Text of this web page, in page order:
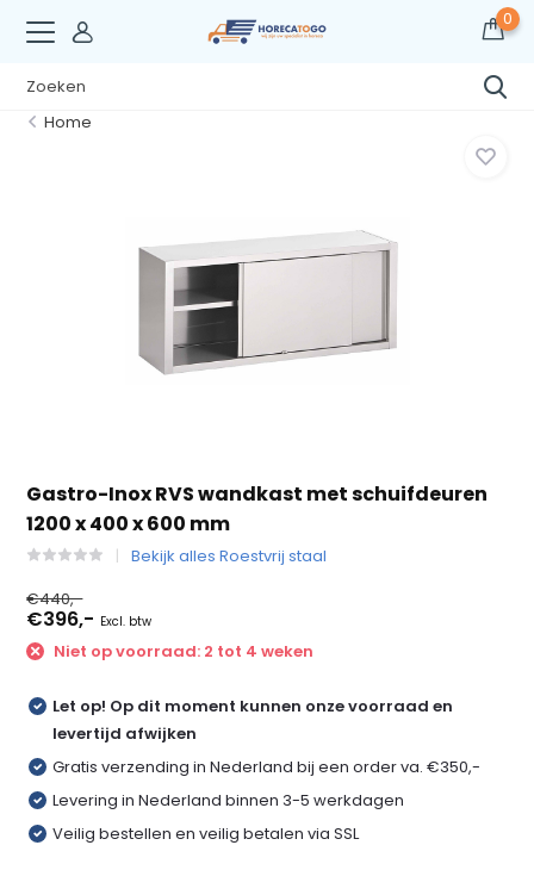
0
Home
Gastro-Inox RVS wandkast met schuifdeuren
1200 x 400 x 600 mm
Bekijk alles Roestvrij staal
€440,-
€396,- Excl. btw
Niet op voorraad: 2 tot 4 weken
Let op! Op dit moment kunnen onze voorraad en
levertijd afwijken
Gratis verzending in Nederland bij een order va. €350,-
Levering in Nederland binnen 3-5 werkdagen
Veilig bestellen en veilig betalen via SSL